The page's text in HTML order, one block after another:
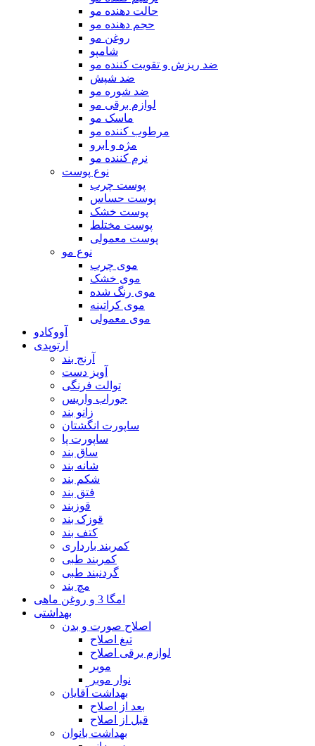
حالت دهنده مو
حجم دهنده مو
روغن مو
شامپو
ضد ریزش و تقویت کننده مو
ضد شپش
ضد شوره مو
لوازم برقی مو
ماسک مو
مرطوب کننده مو
مژه و ابرو
نرم کننده مو
نوع پوست
پوست چرب
پوست حساس
پوست خشک
پوست مختلط
پوست معمولی
نوع مو
موی چرب
موی خشک
موی رنگ شده
موی کراتینه
موی معمولی
آووکادو
ارتوپدی
آرنج بند
آویز دست
توالت فرنگی
جوراب واریس
زانو بند
ساپورت انگشتان
ساپورت پا
ساق بند
شانه بند
شکم بند
فتق بند
قوزبند
قوزک بند
کتف بند
کمربند بارداری
کمربند طبی
گردنبند طبی
مچ بند
امگا 3 و روغن ماهی
بهداشتی
اصلاح صورت و بدن
تیغ اصلاح
لوازم برقی اصلاح
موبر
نوار موبر
بهداشت آقایان
بعد از اصلاح
قبل از اصلاح
بهداشت بانوان